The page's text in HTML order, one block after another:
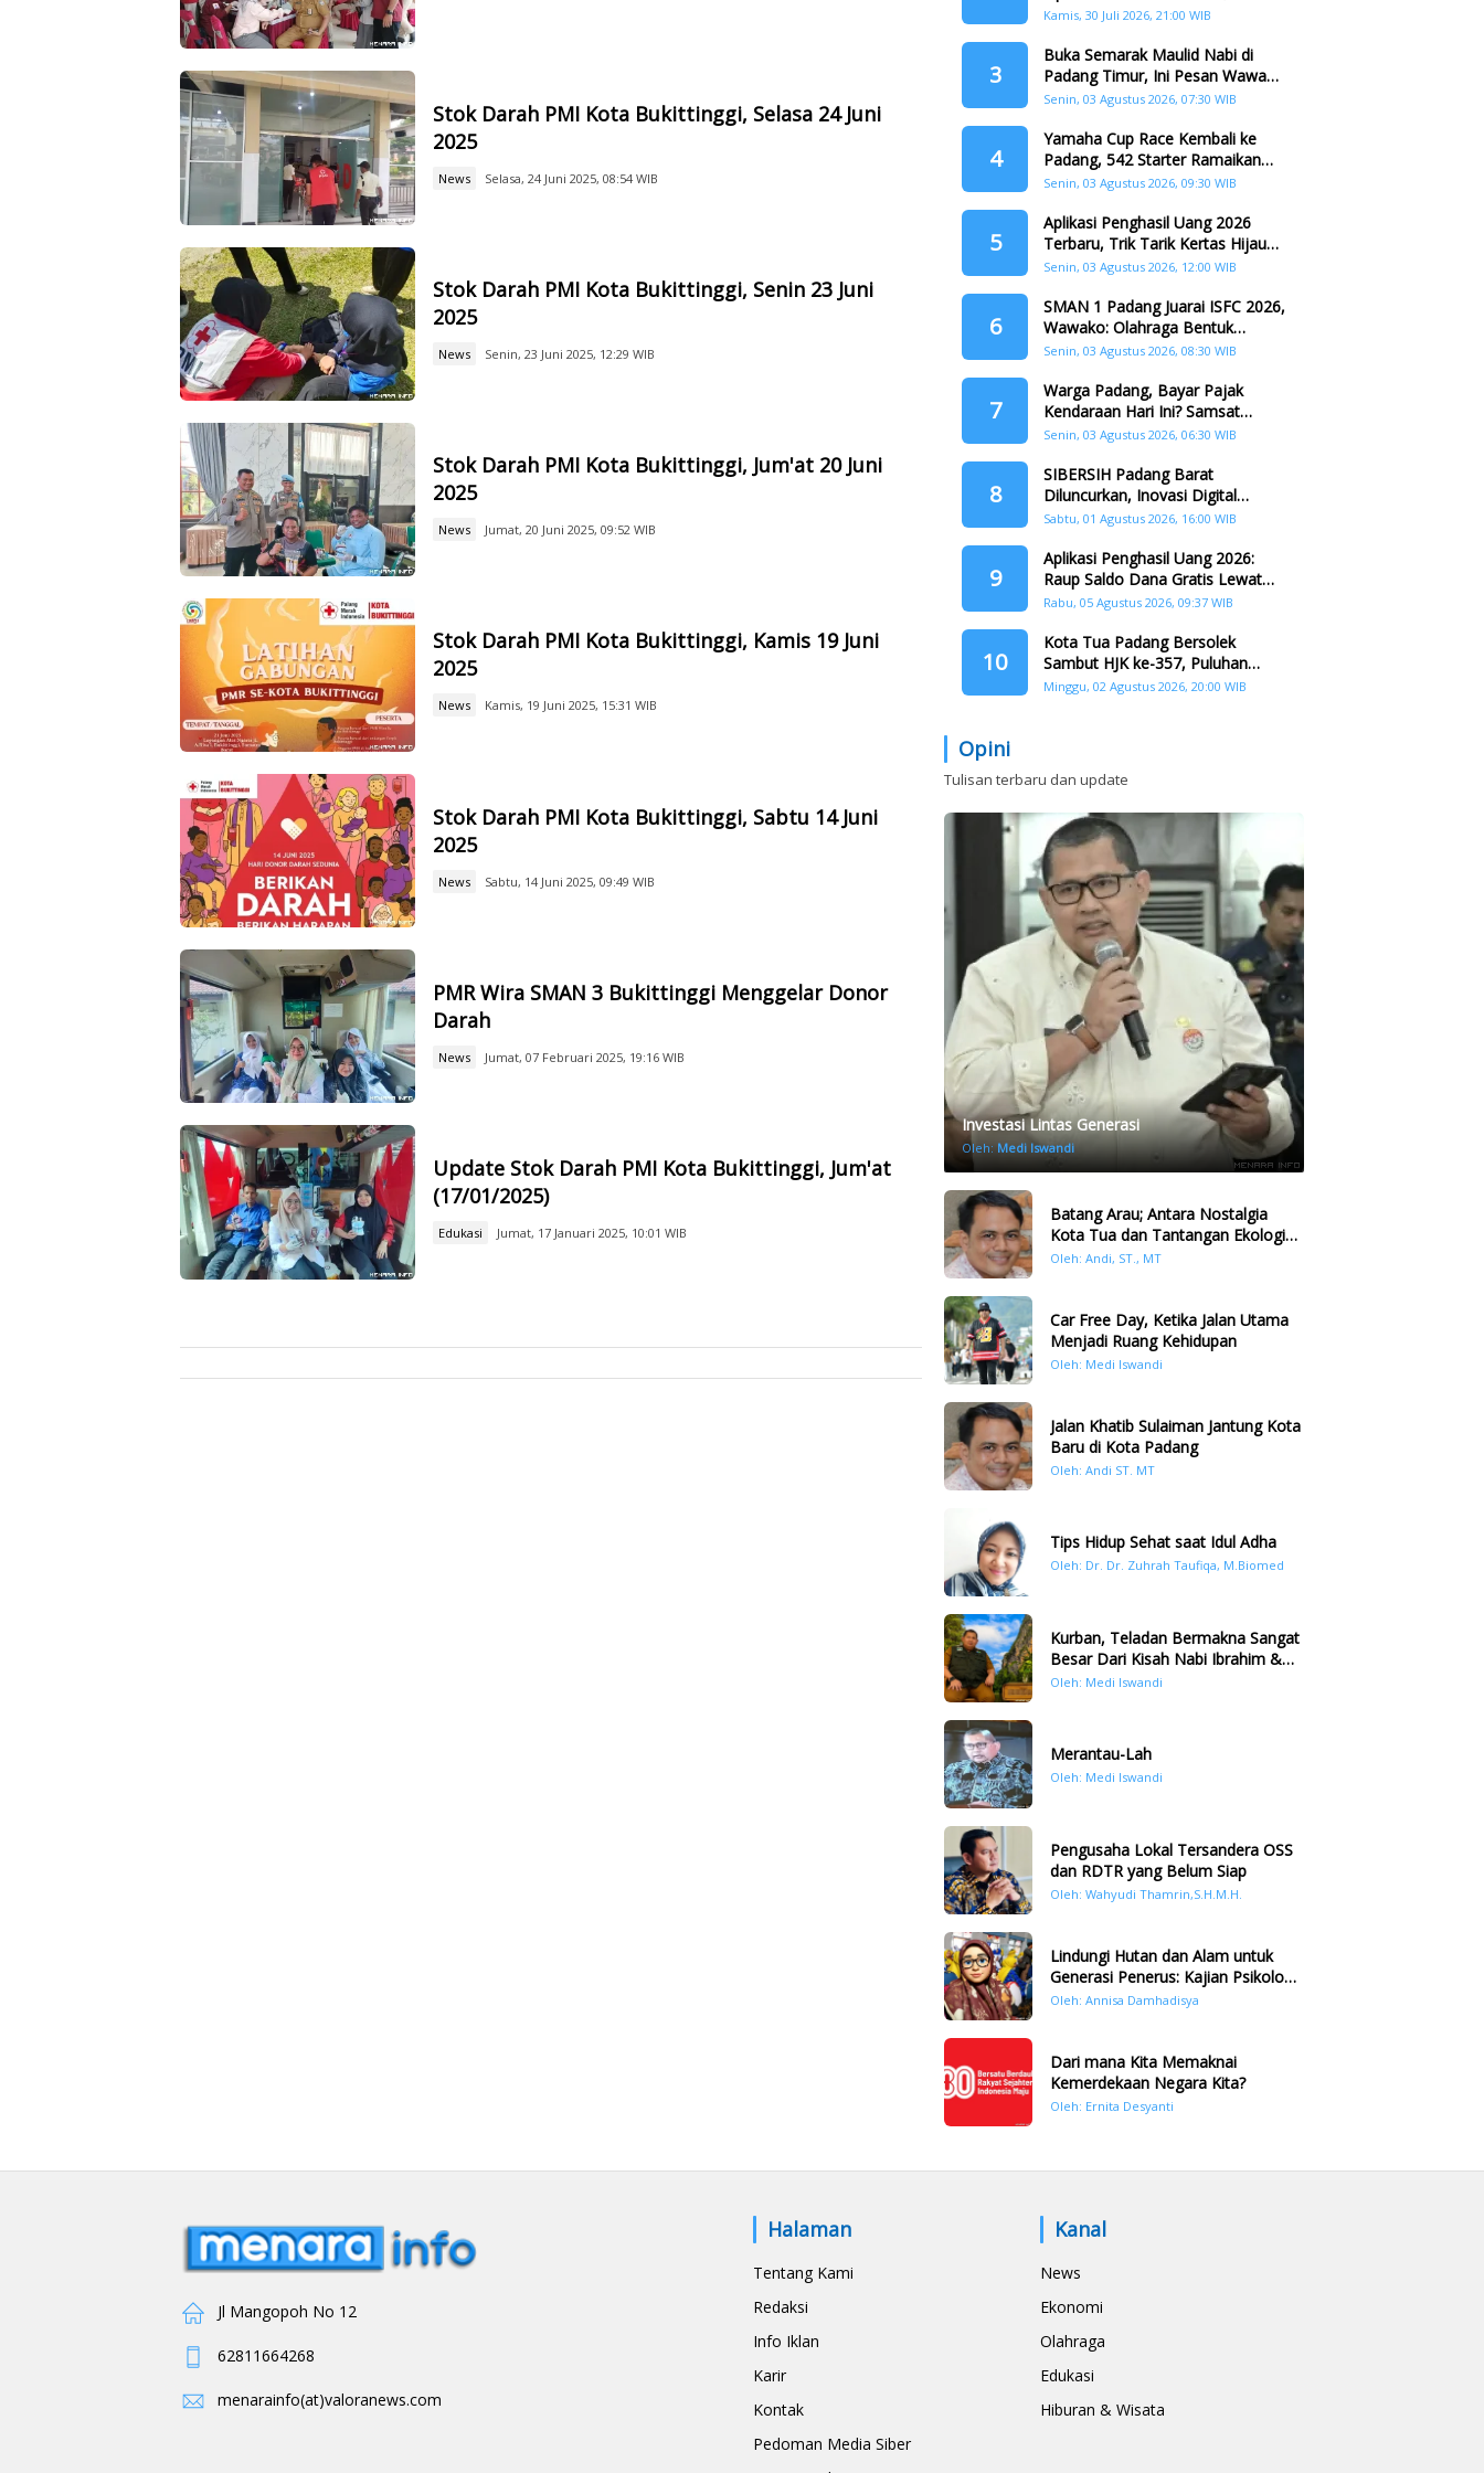
Stok Darah PMI Kota Bukittinggi, Selasa 24 Juni
2025
News Selasa, 24 Juni 2025, 08:54 WIB
Stok Darah PMI Kota Bukittinggi, Senin 23 Juni
2025
News Senin, 23 Juni 2025, 12:29 WIB
Stok Darah PMI Kota Bukittinggi, Jum'at 20 Juni
2025
News Jumat, 20 Juni 2025, 09:52 WIB
Stok Darah PMI Kota Bukittinggi, Kamis 19 Juni
2025
News Kamis, 19 Juni 2025, 15:31 WIB
Stok Darah PMI Kota Bukittinggi, Sabtu 14 Juni
2025
News Sabtu, 14 Juni 2025, 09:49 WIB
PMR Wira SMAN 3 Bukittinggi Menggelar Donor
Darah
News Jumat, 07 Februari 2025, 19:16 WIB
Update Stok Darah PMI Kota Bukittinggi, Jum'at
(17/01/2025)
Edukasi Jumat, 17 Januari 2025, 10:01 WIB
dr. Ulya Uti Fasrini Raih Gelar
Kamis, 30 Juli 2026, 21:00 WIB
3
Buka Semarak Maulid Nabi di
Padang Timur, Ini Pesan Wawako
Padang
Senin, 03 Agustus 2026, 07:30 WIB
4
Yamaha Cup Race Kembali ke
Padang, 542 Starter Ramaikan
Seri II HJK ke-357
Senin, 03 Agustus 2026, 09:30 WIB
5
Aplikasi Penghasil Uang 2026
Terbaru, Trik Tarik Kertas Hijau
Crazy Food Tanpa Penggandaan
Senin, 03 Agustus 2026, 12:00 WIB
6
SMAN 1 Padang Juarai ISFC 2026,
Wawako: Olahraga Bentuk
Karakter Generasi Muda
Senin, 03 Agustus 2026, 08:30 WIB
7
Warga Padang, Bayar Pajak
Kendaraan Hari Ini? Samsat
Keliling Hadir di Padang Barat dan
Senin, 03 Agustus 2026, 06:30 WIB
8
SIBERSIH Padang Barat
Diluncurkan, Inovasi Digital
Perkuat Kolaborasi Warga dan
Sabtu, 01 Agustus 2026, 16:00 WIB
9
Aplikasi Penghasil Uang 2026:
Raup Saldo Dana Gratis Lewat
Nonton Drama, Ini Caranya!
Rabu, 05 Agustus 2026, 09:37 WIB
10
Kota Tua Padang Bersolek
Sambut HJK ke-357, Puluhan
Agenda Nasional dan
Minggu, 02 Agustus 2026, 20:00 WIB
Opini
Tulisan terbaru dan update
Investasi Lintas Generasi
Oleh: Medi Iswandi
Batang Arau; Antara Nostalgia
Kota Tua dan Tantangan Ekologi
Kawasan
Oleh: Andi, ST., MT
Car Free Day, Ketika Jalan Utama
Menjadi Ruang Kehidupan
Oleh: Medi Iswandi
Jalan Khatib Sulaiman Jantung Kota
Baru di Kota Padang
Oleh: Andi ST. MT
Tips Hidup Sehat saat Idul Adha
Oleh: Dr. Dr. Zuhrah Taufiqa, M.Biomed
Kurban, Teladan Bermakna Sangat
Besar Dari Kisah Nabi Ibrahim &
Nabi Ismail
Oleh: Medi Iswandi
Merantau-Lah
Oleh: Medi Iswandi
Pengusaha Lokal Tersandera OSS
dan RDTR yang Belum Siap
Oleh: Wahyudi Thamrin,S.H.M.H.
Lindungi Hutan dan Alam untuk
Generasi Penerus: Kajian Psikologi
Bencana Hidrometeorologi di
Oleh: Annisa Damhadisya
Dari mana Kita Memaknai
Kemerdekaan Negara Kita?
Oleh: Ernita Desyanti
Jl Mangopoh No 12
62811664268
menarainfo(at)valoranews.com
Halaman
Tentang Kami
Redaksi
Info Iklan
Karir
Kontak
Pedoman Media Siber
Kanal
News
Ekonomi
Olahraga
Edukasi
Hiburan & Wisata